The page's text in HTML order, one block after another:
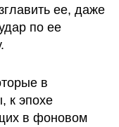
ее, даже
по ее
в
к эпохе
в фоновом